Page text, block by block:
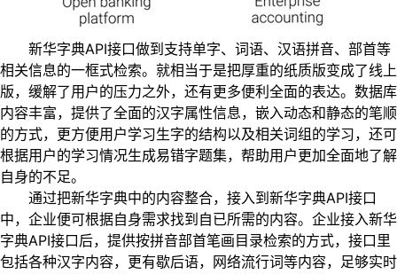
新华字典API接口做到支持单字、词语、汉语拼音、部首等
相关信息的一框式检索。就相当于是把厚重的纸质版变成了线上
版，缓解了用户的压力之外，还有更多便利全面的表达。数据库
内容丰富，提供了全面的汉字属性信息，嵌入动态和静态的笔顺
的方式，更方便用户学习生字的结构以及相关词组的学习，还可
根据用户的学习情况生成易错字题集，帮助用户更加全面地了解
自身的不足。
通过把新华字典中的内容整合，接入到新华字典API接口
中，企业便可根据自身需求找到自已所需的内容。企业接入新华
字典API接口后，提供按拼音部首笔画目录检索的方式，接口里
包括各种汉字内容，更有歇后语，网络流行词等内容，足够实时